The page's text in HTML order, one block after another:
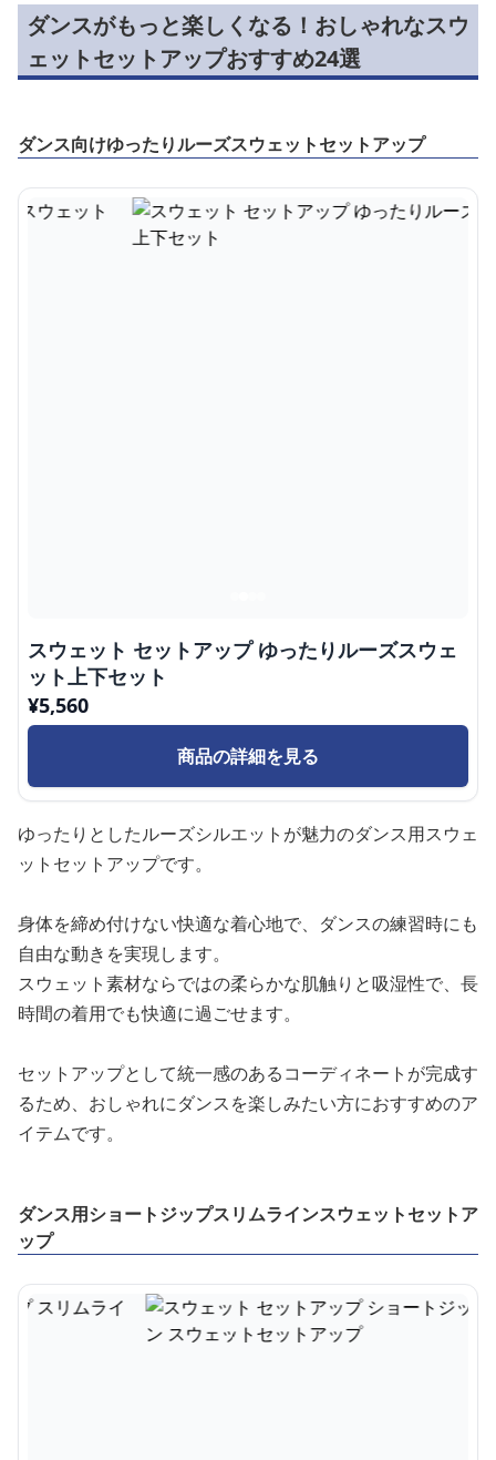
ダンスがもっと楽しくなる！おしゃれなスウ
ェットセットアップおすすめ24選
ダンス向けゆったりルーズスウェットセットアップ
スウェット セットアップ ゆったりルーズスウェ
ット上下セット
¥5,560
商品の詳細を見る
ゆったりとしたルーズシルエットが魅力のダンス用スウェ
ットセットアップです。
身体を締め付けない快適な着心地で、ダンスの練習時にも
自由な動きを実現します。
スウェット素材ならではの柔らかな肌触りと吸湿性で、長
時間の着用でも快適に過ごせます。
セットアップとして統一感のあるコーディネートが完成す
るため、おしゃれにダンスを楽しみたい方におすすめのア
イテムです。
ダンス用ショートジップスリムラインスウェットセットア
ップ